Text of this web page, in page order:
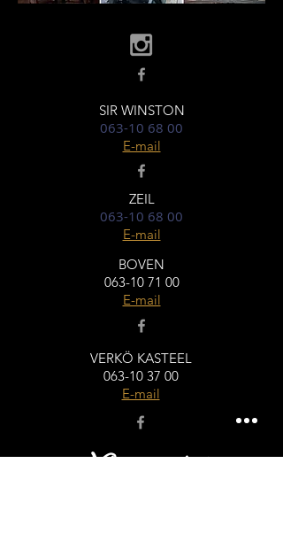
SIR WINSTON
063-10 68 00
E-mail
ZEIL
063-10 68 00
E-mail
BOVEN
063-10 71 00
E-mail
VERKÖ KASTEEL
063-10 37 00
E-mail
Nieuwsbrief